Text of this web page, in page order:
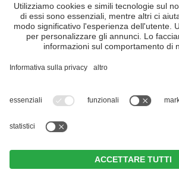
contenuti, si possono verificare errori.
correttezza e la completezza di tutte le
motivi di sicurezza, si prega di
direttamente sul posto
Sitemap| Editoria& Direttiva privacy |